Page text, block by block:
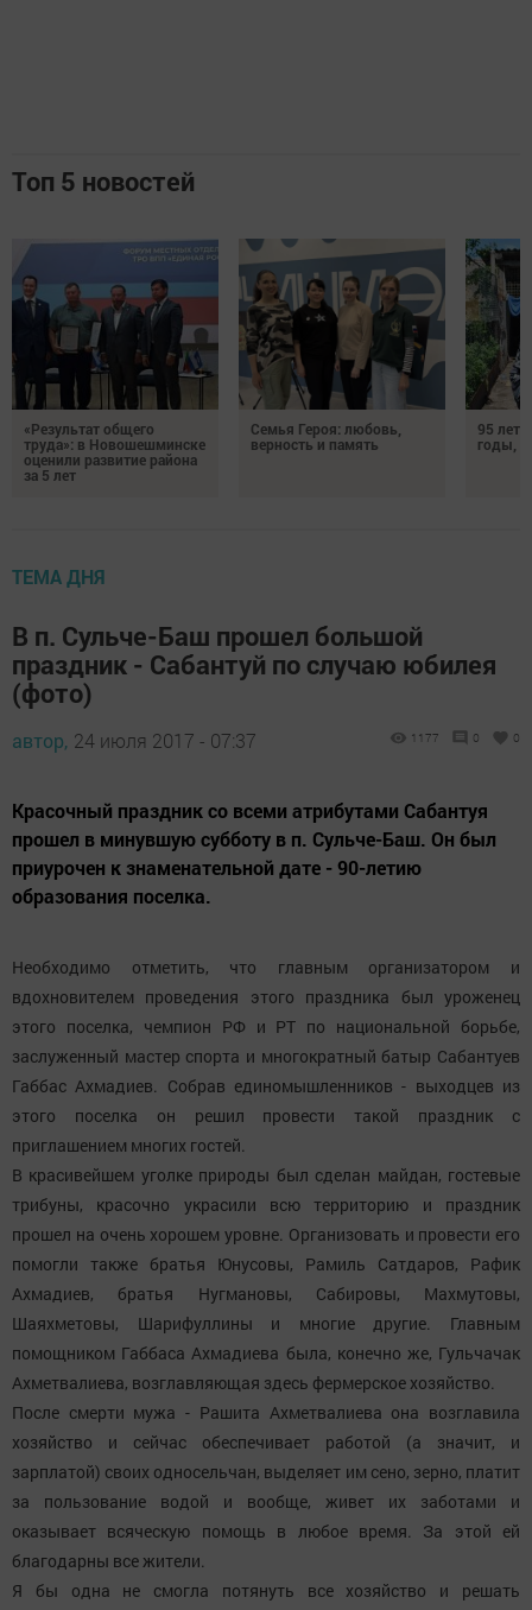
Топ 5 новостей
«Результат общего
труда»: в Новошешминске
оценили развитие района
за 5 лет
Семья Героя: любовь,
верность и память
95 лет
годы,
ТЕМА ДНЯ
В п. Сульче-Баш прошел большой
праздник - Сабантуй по случаю юбилея
(фото)
автор, 24 июля 2017 - 07:37 1177 0 0
Красочный праздник со всеми атрибутами Сабантуя
прошел в минувшую субботу в п. Сульче-Баш. Он был
приурочен к знаменательной дате - 90-летию
образования поселка.
Необходимо отметить, что главным организатором и
вдохновителем проведения этого праздника был уроженец
этого поселка, чемпион РФ и РТ по национальной борьбе,
заслуженный мастер спорта и многократный батыр Сабантуев
Габбас Ахмадиев. Собрав единомышленников - выходцев из
этого поселка он решил провести такой праздник с
приглашением многих гостей.
В красивейшем уголке природы был сделан майдан, гостевые
трибуны, красочно украсили всю территорию и праздник
прошел на очень хорошем уровне. Организовать и провести его
помогли также братья Юнусовы, Рамиль Сатдаров, Рафик
Ахмадиев, братья Нугмановы, Сабировы, Махмутовы,
Шаяхметовы, Шарифуллины и многие другие. Главным
помощником Габбаса Ахмадиева была, конечно же, Гульчачак
Ахметвалиева, возглавляющая здесь фермерское хозяйство.
После смерти мужа - Рашита Ахметвалиева она возглавила
хозяйство и сейчас обеспечивает работой (а значит, и
зарплатой) своих односельчан, выделяет им сено, зерно, платит
за пользование водой и вообще, живет их заботами и
оказывает всяческую помощь в любое время. За этой ей
благодарны все жители.
Я бы одна не смогла потянуть все хозяйство и решать